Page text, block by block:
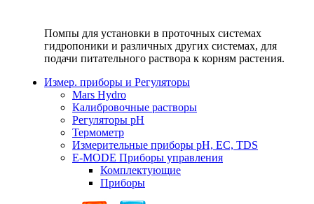
Помпы для установки в проточных системах
гидропоники и различных других системах, для
подачи питательного раствора к корням растения.
Измер. приборы и Регуляторы
Mars Hydro
Калибровочные растворы
Регуляторы рН
Термометр
Измерительные приборы pH, EC, TDS
E-MODE Приборы управления
Комплектующие
Приборы